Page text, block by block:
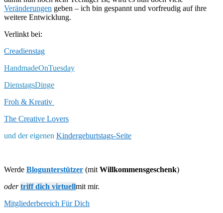
Veränderungen geben – ich bin gespannt und vorfreudig auf ihre
weitere Entwicklung.
Verlinkt bei:
Creadienstag
HandmadeOnTuesday
DienstagsDinge
Froh & Kreativ
The Creative Lovers
und der eigenen Kindergeburtstags-Seite
Werde Blogunterstützer (mit Willkommensgeschenk)
oder triff dich virtuellmit mir.
Mitgliederbereich Für Dich